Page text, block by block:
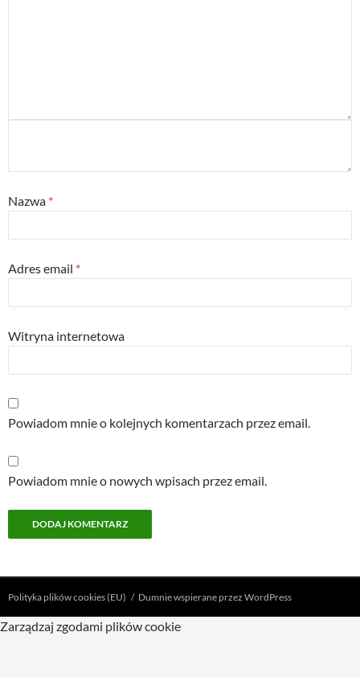
Nazwa *
Adres email *
Witryna internetowa
Powiadom mnie o kolejnych komentarzach przez email.
Powiadom mnie o nowych wpisach przez email.
Polityka plików cookies (EU) Dumnie wspierane przez WordPress
Zarządzaj zgodami plików cookie